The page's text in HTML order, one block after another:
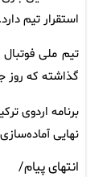
استقرار تیم دارد.
گذاشته که روز
برنامه اردوی
نهایی
انتهای پیام/